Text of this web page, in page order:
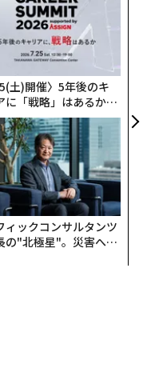
土)開催〉5年後のキ
に「戦略」はあるか。
エグゼクティブのキャ
触れる1日│CAREER S
2026
ィックコンサルタンツ
の"北極星"。災害への